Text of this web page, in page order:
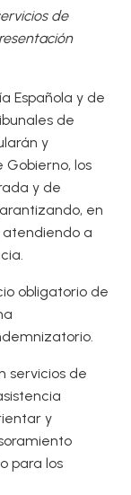
de
Española y de
de
y
Gobierno, los
y de
en
atendiendo a
obligatorio de
servicios de
y
para los